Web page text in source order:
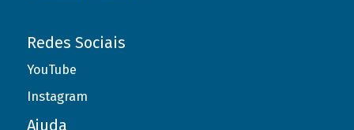
Redes Sociais
YouTube
Instagram
Ajuda